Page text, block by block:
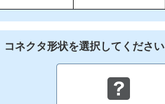
コネクタ形状を選択してください